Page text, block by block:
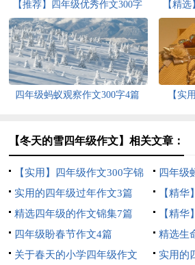
【推荐】四年级优秀作文300字
汇编9篇
【精
四年级蚂蚁观察作文300字4篇 【实
【冬天的雪四年级作文】相关文章：
【实用】四年级作文300字锦
集5篇
四年级
实用的四年级过年作文3篇
【精
文1200
精选四年级的作文锦集7篇
【精
合集九篇
四年级盼春节作文4篇
精选生
关于春天的小学四年级作文
实用的